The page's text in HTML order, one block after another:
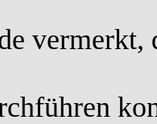
vermerkt,